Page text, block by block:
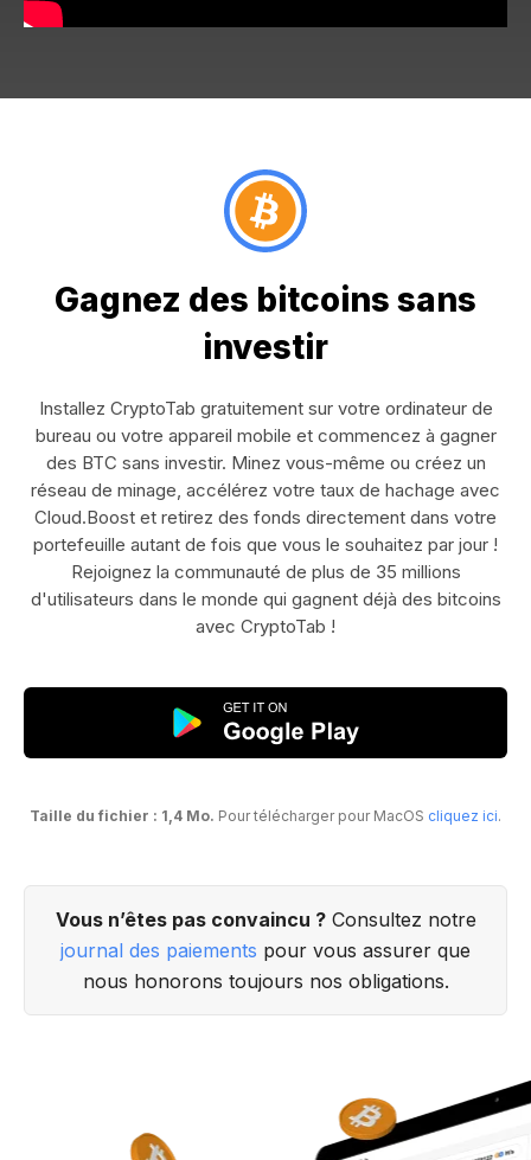
Gagnez des bitcoins sans
investir
Installez CryptoTab gratuitement sur votre ordinateur de
bureau ou votre appareil mobile et commencez à gagner
des BTC sans investir. Minez vous-même ou créez un
réseau de minage, accélérez votre taux de hachage avec
Cloud.Boost et retirez des fonds directement dans votre
portefeuille autant de fois que vous le souhaitez par jour !
Rejoignez la communauté de plus de 35 millions
d'utilisateurs dans le monde qui gagnent déjà des bitcoins
avec CryptoTab !
Taille du fichier : 1,4 Mo. Pour télécharger pour MacOS cliquez ici.
Vous n’êtes pas convaincu ?Consultez notre
journal des paiements pour vous assurer que
nous honorons toujours nos obligations.